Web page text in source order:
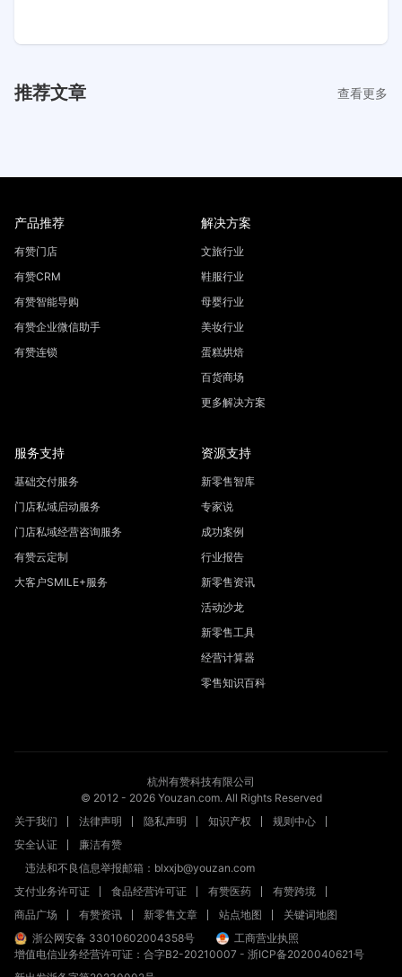
利润。只看平台扣费容易高估利润，加入固定成本后更接近
推荐文章 查看更多
产品推荐
有赞门店
有赞CRM
有赞智能导购
有赞企业微信助手
有赞连锁
解决方案
文旅行业
鞋服行业
母婴行业
美妆行业
蛋糕烘焙
百货商场
更多解决方案
服务支持
基础交付服务
门店私域启动服务
门店私域经营咨询服务
有赞云定制
大客户SMILE+服务
资源支持
新零售智库
专家说
成功案例
行业报告
新零售资讯
活动沙龙
新零售工具
经营计算器
零售知识百科
杭州有赞科技有限公司
© 2012 - 2026Youzan.com. All Rights Reserved
关于我们
法律声明 隐私声明 知识产权
规则中心
安全认证
廉洁有赞
违法和不良信息举报邮箱：blxxjb@youzan.com
支付业务许可证
食品经营许可证 有赞医药
有赞跨境
商品广场
有赞资讯 新零售文章 站点地图
关键词地图
浙公网安备 33010602004358号
工商营业执照
增值电信业务经营许可证：合字B2-20210007 - 浙ICP备2020040621号